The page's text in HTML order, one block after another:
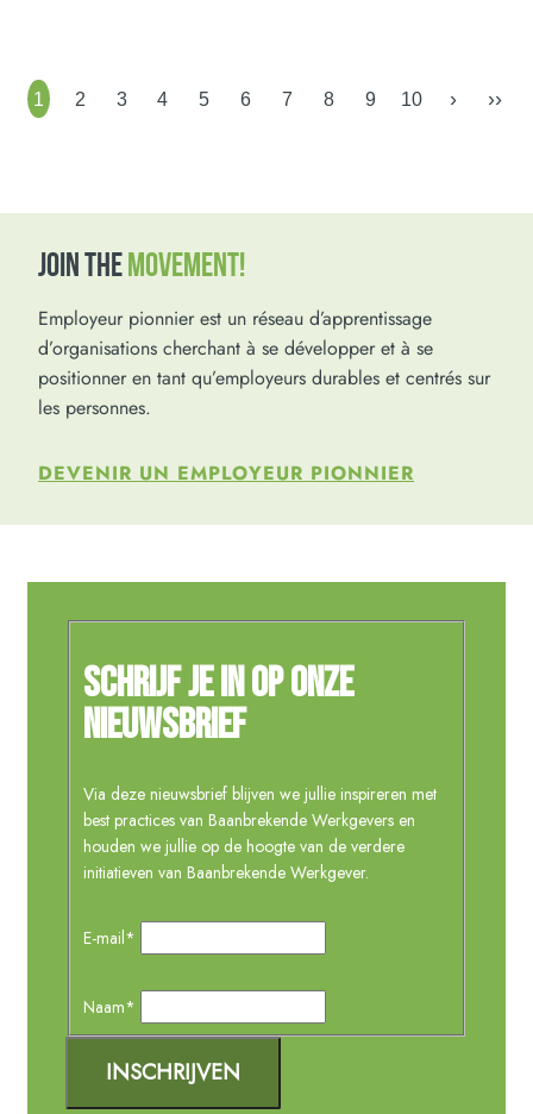
1 2 3 4 5 6 7 8 9 10 › ››
JOIN THEMOVEMENT!
Employeur pionnier est un réseau d’apprentissage
d’organisations cherchant à se développer et à se
positionner en tant qu’employeurs durables et centrés sur
les personnes.
DEVENIR UN EMPLOYEUR PIONNIER